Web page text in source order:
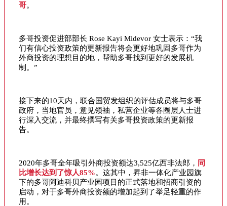
哥。
多哥投资促进部部长 Rose Kayi Midevor 女士表示：“我
们有信心投资政策的更新报告将会更好地巩固多哥作为
外商投资的理想目的地，帮助多哥找到更好的发展机
制。”
接下来的10天内，联合国贸发组织的评估成员将与多哥
政府，当地官员，意见领袖，私营企业等各圈层人士进
行深入交流，并最终撰写有关多哥投资政策的更新报
告。
2020年多哥全年吸引外商投资额达3,525亿西非法郎， 同
比增长达到了惊人85%。这其中，昇非一体化产业园旗
下的多哥阿迪科贝产业园项目的正式落地和招商引资的
启动，对于多哥外商投资额的增加起到了举足轻重的作
用。